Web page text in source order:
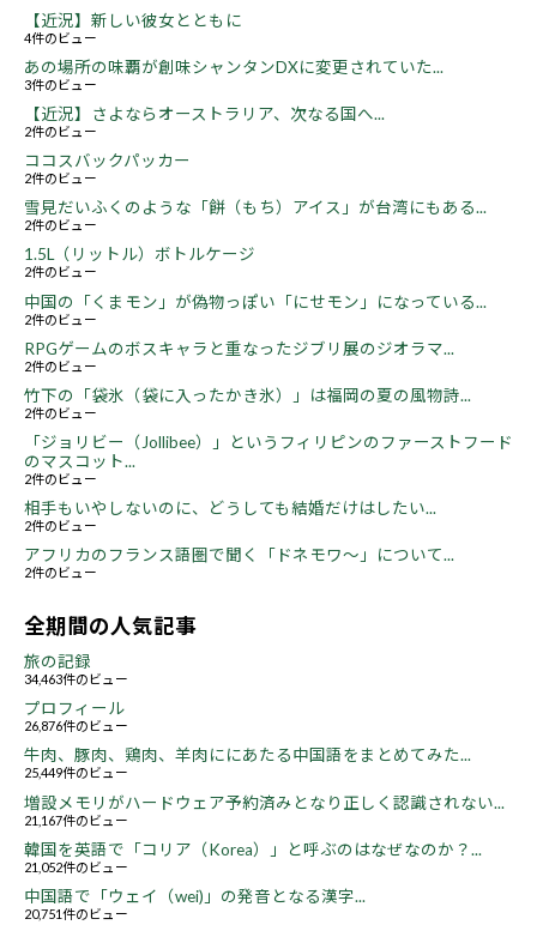
【近況】新しい彼女とともに
4件のビュー
あの場所の味覇が創味シャンタンDXに変更されていた...
3件のビュー
【近況】さよならオーストラリア、次なる国へ...
2件のビュー
ココスバックパッカー
2件のビュー
雪見だいふくのような「餅（もち）アイス」が台湾にもある...
2件のビュー
1.5L（リットル）ボトルケージ
2件のビュー
中国の「くまモン」が偽物っぽい「にせモン」になっている...
2件のビュー
RPGゲームのボスキャラと重なったジブリ展のジオラマ...
2件のビュー
竹下の「袋氷（袋に入ったかき氷）」は福岡の夏の風物詩...
2件のビュー
「ジョリビー（Jollibee）」というフィリピンのファーストフード
のマスコット...
2件のビュー
相手もいやしないのに、どうしても結婚だけはしたい...
2件のビュー
アフリカのフランス語圏で聞く「ドネモワ～」について...
2件のビュー
全期間の人気記事
旅の記録
34,463件のビュー
プロフィール
26,876件のビュー
牛肉、豚肉、鶏肉、羊肉ににあたる中国語をまとめてみた...
25,449件のビュー
増設メモリがハードウェア予約済みとなり正しく認識されない...
21,167件のビュー
韓国を英語で「コリア（Korea）」と呼ぶのはなぜなのか？...
21,052件のビュー
中国語で「ウェイ（wei)」の発音となる漢字...
20,751件のビュー